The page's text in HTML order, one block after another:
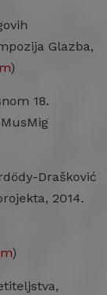
Glazba,
)
18.
Drašković
2014.
)